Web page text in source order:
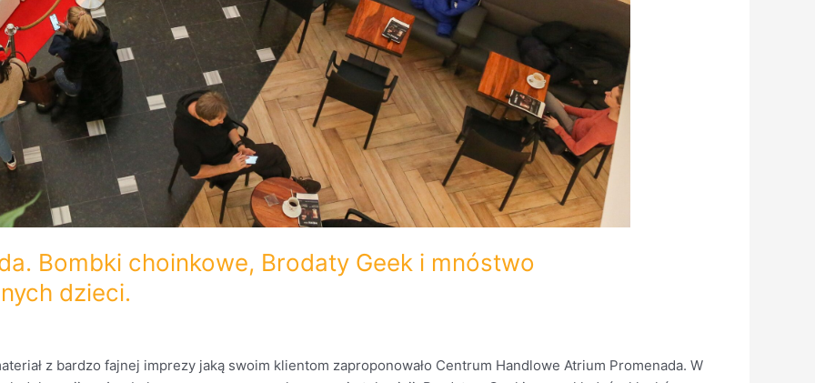
Bombki choinkowe, Brodaty Geek i mnóstwo
dzieci.
z bardzo fajnej imprezy jaką swoim klientom zaproponowało Centrum Handlowe Atrium Promenada. W